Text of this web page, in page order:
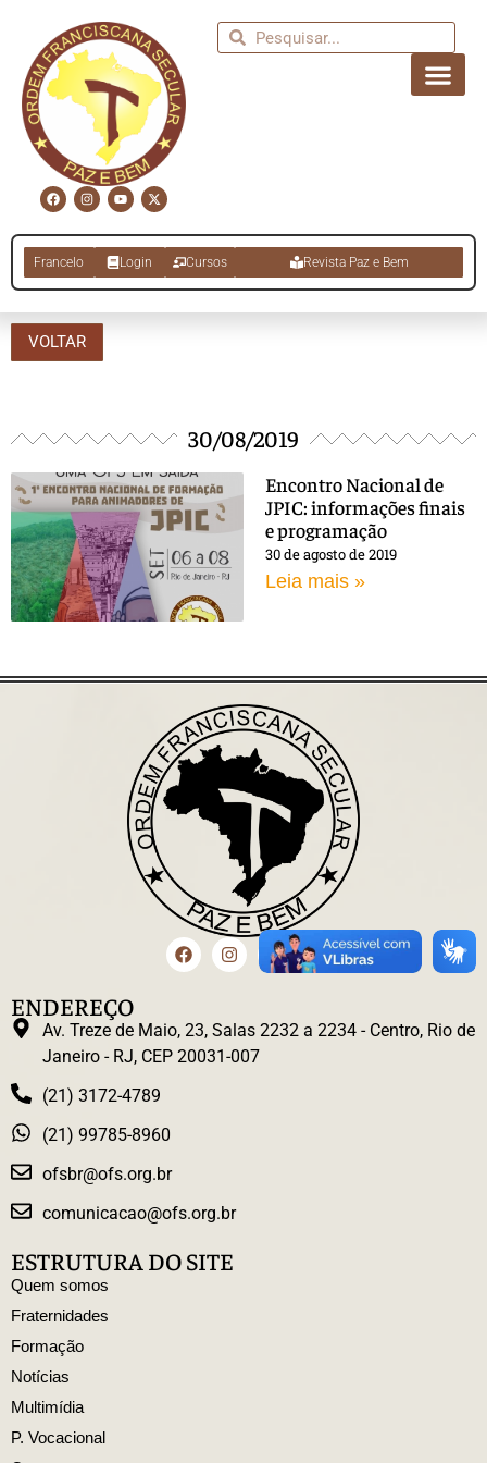
Francelo Login Cursos Revista Paz e Bem
VOLTAR
30/08/2019
Encontro Nacional de
JPIC: informações finais
e programação
30 de agosto de 2019
Leia mais »
ENDEREÇO
Av. Treze de Maio, 23, Salas 2232 a 2234 - Centro, Rio de
Janeiro - RJ, CEP 20031-007
(21) 3172-4789
(21) 99785-8960
ofsbr@ofs.org.br
comunicacao@ofs.org.br
ESTRUTURA DO SITE
Quem somos
Fraternidades
Formação
Notícias
Multimídia
P. Vocacional